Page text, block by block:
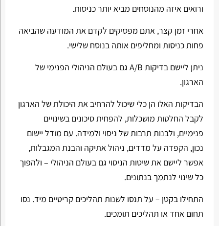
ורואים איזה מהנוסחים מביא יותר כניסות.
אחרי זמן קצר, אתם מפסיקים לקדם את המודעה שהביאה
פחות כניסות ומחליפים אותה בנוסח שלישי.
ניתן ליישם בדיקות A/B גם בעולם הניהולי הפנימי של
הארגון.
הבדיקות האלו הן כלי שיכול להרחיב את היכולת של הארגון
לקבל החלטות מושכלות, להפחית סיכונים בשינויים
פנימיים, ולבנות תרבות של ניסוי ולמידה. עם מודל יישום
נכון, הקפדה על מדדים, ניהול אתיקה והבנת המגבלות,
אפשר ליישם את שיטות הניסוי גם בעולם הניהולי – ולהפוך
כל שינוי לנתמך בנתונים.
התחילו בקטן – על תנסו לשנות תהליכים קריטיים מיד. נסו
תחום אחד או תהליכים תומכים.